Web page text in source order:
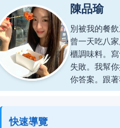
陳品瑜
別被我的餐
曾一天吃八
櫃調味料。
失敗。我幫
你答案。跟
快速導覽